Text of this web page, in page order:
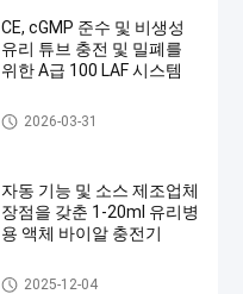
CE, cGMP 준수 및 비생성
유리 튜브 충전 및 밀폐를
위한 A급 100 LAF 시스템
의약품 용 용 용기 충전 기계
2026-03-31
자동 기능 및 소스 제조업체
장점을 갖춘 1-20ml 유리병
용 액체 바이알 충전기
플라스크 충전 기계
2025-12-04